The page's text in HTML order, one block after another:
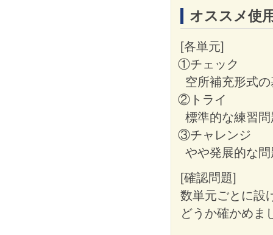
オススメ使
[各単元]
①チェック
空所補充形式
②トライ
標準的な練習
③チャレンジ
やや発展的な
[確認問題]
数単元ごとに設
どうか確かめま